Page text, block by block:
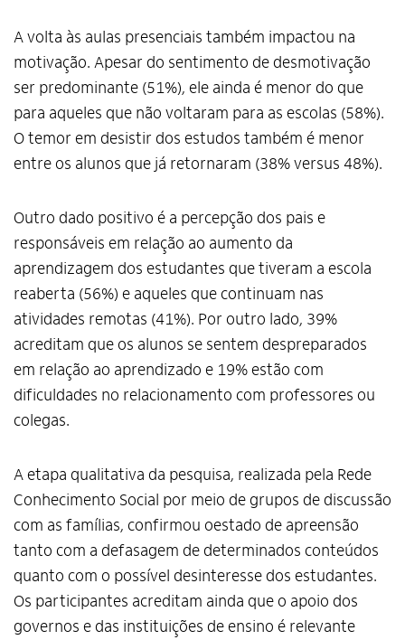
A volta às aulas presenciais também impactou na
motivação. Apesar do sentimento de desmotivação
ser predominante (51%), ele ainda é menor do que
para aqueles que não voltaram para as escolas (58%).
O temor em desistir dos estudos também é menor
entre os alunos que já retornaram (38% versus 48%).
Outro dado positivo é a percepção dos pais e
responsáveis em relação ao aumento da
aprendizagem dos estudantes que tiveram a escola
reaberta (56%) e aqueles que continuam nas
atividades remotas (41%). Por outro lado, 39%
acreditam que os alunos se sentem despreparados
em relação ao aprendizado e 19% estão com
dificuldades no relacionamento com professores ou
colegas.
A etapa qualitativa da pesquisa, realizada pela Rede
Conhecimento Social por meio de grupos de discussão
com as famílias, confirmou oestado de apreensão
tanto com a defasagem de determinados conteúdos
quanto com o possível desinteresse dos estudantes.
Os participantes acreditam ainda que o apoio dos
governos e das instituições de ensino é relevante